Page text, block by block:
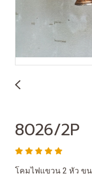
8026/2P
โคมไฟแขวน 2 หัว ข